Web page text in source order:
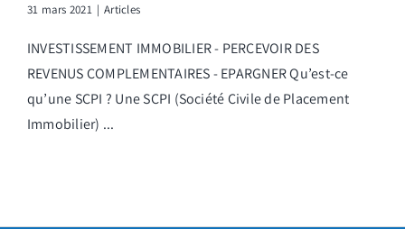
31 mars 2021 | Articles
INVESTISSEMENT IMMOBILIER - PERCEVOIR DES
REVENUS COMPLEMENTAIRES - EPARGNER Qu’est-ce
qu’une SCPI ? Une SCPI (Société Civile de Placement
Immobilier) ...